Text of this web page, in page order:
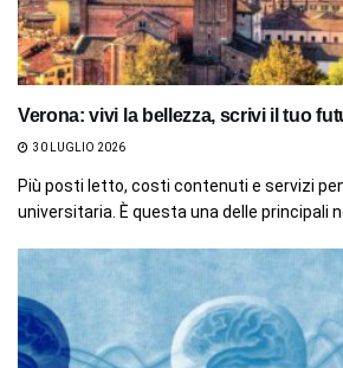
Verona: vivi la bellezza, scrivi il tuo
30 LUGLIO 2026
Più posti letto, costi contenuti e servizi
universitaria. È questa una delle principali